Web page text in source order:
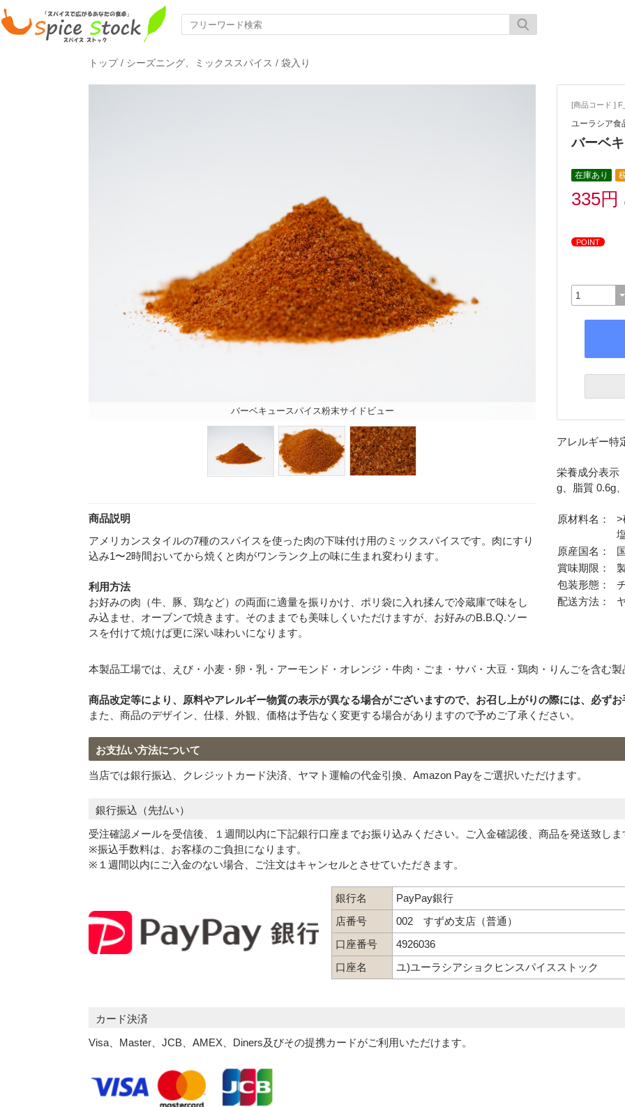
トップ/ シーズニング、ミックススパイス / 袋入り
バーベキュースパイス粉末サイドビュー
商品説明
アメリカンスタイルの7種のスパイスを使った肉の下味付け用のミックスパイスです。肉にすり
込み1〜2時間おいてから焼くと肉がワンランク上の味に生まれ変わります。
利用方法
お好みの肉（牛、豚、鶏など）の両面に適量を振りかけ、ポリ袋に入れ揉んで冷蔵庫で味をし
み込ませ、オーブンで焼きます。そのままでも美味しくいただけますが、お好みのB.B.Q.ソー
スを付けて焼けば更に深い味わいになります。
[商品コード ]
ユーラシア食
バーベ
在庫あり
335円
POINT
アレルギー特
栄養成分表示
g、脂質 0.6g
原材料名：
>
原産国名：
賞味期限：
包装形態：
配送方法：
本製品工場では、えび・小麦・卵・乳・アーモンド・オレンジ・牛肉・ごま・サバ・大豆・鶏肉・りんごを含む製
商品改定等により、原料やアレルギー物質の表示が異なる場合がございますので、お召し上がりの際には、必ずお
また、商品のデザイン、仕様、外観、価格は予告なく変更する場合がありますので予めご了承ください。
お支払い方法について
当店では銀行振込、クレジットカード決済、ヤマト運輸の代金引換、Amazon Payをご選択いただけます。
銀行振込（先払い）
受注確認メールを受信後、１週間以内に下記銀行口座までお振り込みください。ご入金確認後、商品を発送致しま
※振込手数料は、お客様のご負担になります。
※１週間以内にご入金のない場合、ご注文はキャンセルとさせていただきます。
銀行名
PayPay銀行
店番号
002 すずめ支店（普通）
口座番号
4926036
口座名
ユ)ユーラシアショクヒンスパイスストック
カード決済
Visa、Master、JCB、AMEX、Diners及びその提携カードがご利用いただけます。